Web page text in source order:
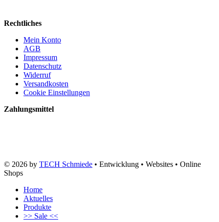
Rechtliches
Mein Konto
AGB
Impressum
Datenschutz
Widerruf
Versandkosten
Cookie Einstellungen
Zahlungsmittel
© 2026 by TECH Schmiede • Entwicklung • Websites • Online
Shops
Home
Aktuelles
Produkte
>> Sale <<